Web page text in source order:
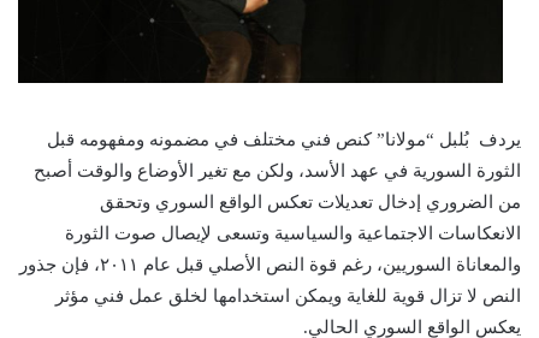
يردف بُلبل “مولانا” كنص فني مختلف في مضمونه ومفهومه قبل
الثورة السورية في عهد الأسد، ولكن مع تغير الأوضاع والوقت أصبح
من الضروري إدخال تعديلات تعكس الواقع السوري وتحقق
الانعكاسات الاجتماعية والسياسية وتسعى لإيصال صوت الثورة
والمعاناة السوريين، رغم قوة النص الأصلي قبل عام ٢٠١١، فإن جذور
النص لا تزال قوية للغاية ويمكن استخدامها لخلق عمل فني مؤثر
يعكس الواقع السوري الحالي.